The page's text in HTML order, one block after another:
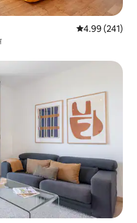
औसत रेटिंग 5 में से
4.99 (241)